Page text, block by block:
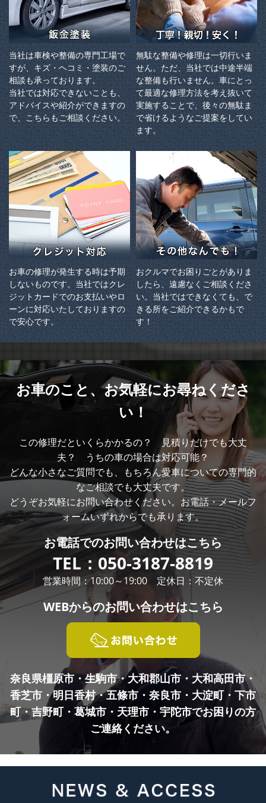
当社は車検や整備の専門工場で
すが、キズ・ヘコミ・塗装のご
相談も承っております。
当社では対応できないことも、
アドバイスや紹介ができますの
で、こちらもご相談ください。
無駄な整備や修理は一切行いま
せん。ただ、当社では中途半端
な整備も行いません。車にとっ
て最適な修理方法を考え抜いて
実施することで、後々の無駄ま
で省けるようなご提案をしてい
ます。
お車の修理が発生する時は予期
しないものです。当社ではクレ
ジットカードでのお支払いやロ
ーンに対応いたしておりますの
で安心です。
おクルマでお困りごとがありま
したら、遠慮なくご相談くださ
い。当社ではできなくても、で
きる所をご紹介できるかもで
す！
お車のこと、お気軽にお尋ねくださ
い！
この修理だといくらかかるの？ 見積りだけでも大丈
夫？ うちの車の場合は対応可能？
どんな小さなご質問でも、もちろん愛車についての専門的
なご相談でも大丈夫です。
どうぞお気軽にお問い合わせください。お電話・メールフ
ォームいずれからでも承ります。
お電話でのお問い合わせはこちら
TEL： 050-3187-8819
営業時間：10:00～19:00 定休日：不定休
WEBからのお問い合わせはこちら
奈良県橿原市・生駒市・大和郡山市・大和高田市・
香芝市・明日香村・五條市・奈良市・ 大淀町・下市
町・吉野町・葛城市・天理市・宇陀市でお困りの方
ご連絡ください。